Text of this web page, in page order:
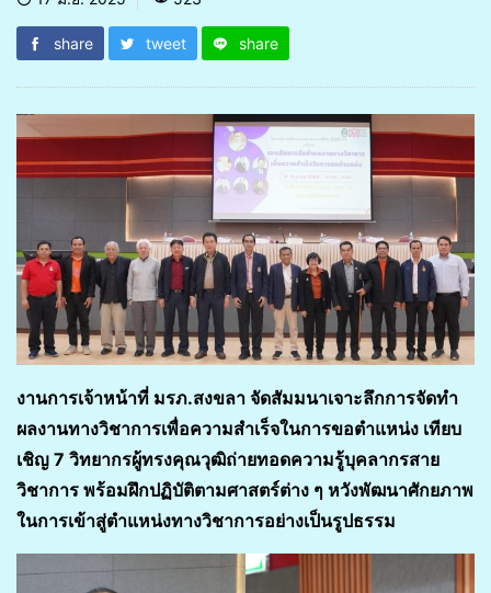
share tweet share
งานการเจ้าหน้าที่ มรภ.สงขลา จัดสัมมนาเจาะลึกการจัดทำ
ผลงานทางวิชาการเพื่อความสำเร็จในการขอตำแหน่ง เทียบ
เชิญ 7 วิทยากรผู้ทรงคุณวุฒิถ่ายทอดความรู้บุคลากรสาย
วิชาการ พร้อมฝึกปฏิบัติตามศาสตร์ต่าง ๆ หวังพัฒนาศักยภาพ
ในการเข้าสู่ตำแหน่งทางวิชาการอย่างเป็นรูปธรรม